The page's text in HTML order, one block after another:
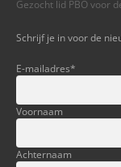
Gezocht lid PBO voor
Schrijf je in voor de
E-mailadres*
Voornaam
Achternaam